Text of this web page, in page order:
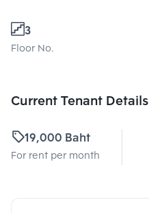
3
Floor No.
Current Tenant Details
19,000 Baht
For rent per month